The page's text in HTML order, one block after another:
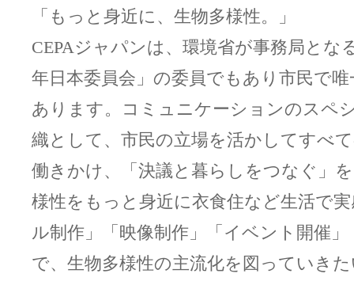
「もっと身近に、生物多様性。」
CEPAジャパンは、環境省が事務局とな
年日本委員会」の委員でもあり市民で
あります。コミュニケーションのスペ
織として、市民の立場を活かしてすべ
働きかけ、「決議と暮らしをつなぐ」
様性をもっと身近に衣食住など生活で
ル制作」「映像制作」「イベント開催
で、生物多様性の主流化を図っていき